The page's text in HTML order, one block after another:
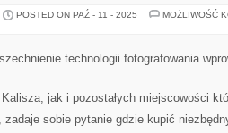
POSTED ON PAŹ - 11 - 2025
MOŻLIWOŚĆ
technologii fotografowania
jak i pozostałych miejscowości
zadaje sobie pytanie gdzie kupić